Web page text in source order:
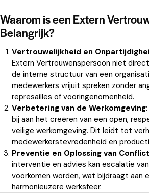
Waarom is een Extern
Belangrijk?
Vertrouwelijkheid en
Extern Vertrouwenspersoon niet
de interne structuur van een
medewerkers vrijuit spreken zonder
represailles of vooringenomenheid.
Verbetering van de Werkomgeving
bij aan het creëren van een open,
veilige werkomgeving. Dit leidt tot
medewerkerstevredenheid en
Preventie en Oplossing van
interventie en advies kan escalatie
voorkomen worden, wat bijdraagt aan
harmonieuzere werksfeer.